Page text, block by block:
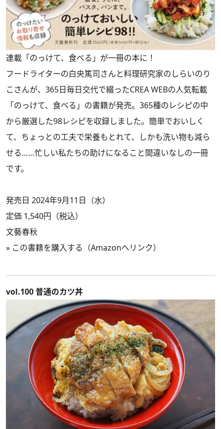
連載「のっけて、食べる」が一冊の本に！
フードライターの白央篤司さんと料理研究家のしらいのり
こさんが、365日毎日交代で綴ったCREA WEBの人気転載
「のっけて、食べる」の書籍が発売。365種のレシピの中
から厳選した98レシピを収録しました。簡単でおいしく
て、ちょっとの工夫で栄養もとれて、しかも洗い物も減ら
せる……忙しい私たちの助けになること間違いなしの一冊
です。
発売日 2024年9月11日（水）
定価 1,540円（税込）
文藝春秋
» この書籍を購入する（Amazonへリンク）
vol.100 普通のカツ丼